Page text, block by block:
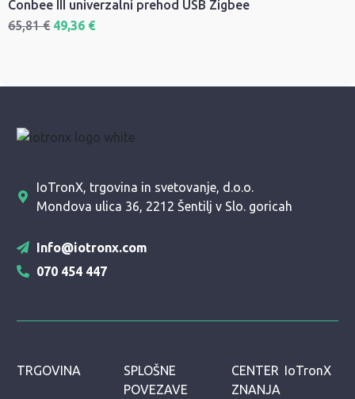
Conbee III univerzalni prehod USB Zigbee
65,81€ 49,36 €
IoTronX, trgovina in svetovanje, d.o.o.
Mondova ulica 36, 2212 Šentilj v Slo. goricah
Info@iotronx.com
070 454 447
TRGOVINA
SPLOŠNE
POVEZAVE
CENTER
ZNANJA
IoTronX